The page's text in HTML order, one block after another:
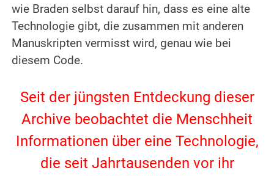
wie Braden selbst darauf hin, dass es eine alte
Technologie gibt, die zusammen mit anderen
Manuskripten vermisst wird, genau wie bei
diesem Code.
Seit der jüngsten Entdeckung dieser
Archive beobachtet die Menschheit
Informationen über eine Technologie,
die seit Jahrtausenden vor ihr